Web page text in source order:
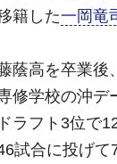
籍した一岡竜
蔭高を卒業後
修学校の沖デ
ラフト3位で
試合に投げて